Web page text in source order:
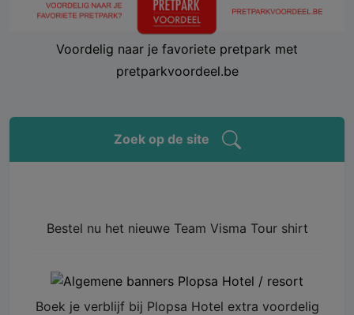
Voordelig naar je favoriete pretpark met
pretparkvoordeel.be
Zoek op de site
Bestel nu het nieuwe Team Visma Tour shirt
Boek je verblijf bij Plopsa Hotel extra voordelig